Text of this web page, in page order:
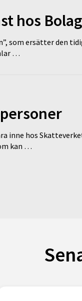
hos
som ersätter den
…
inne hos
kan …